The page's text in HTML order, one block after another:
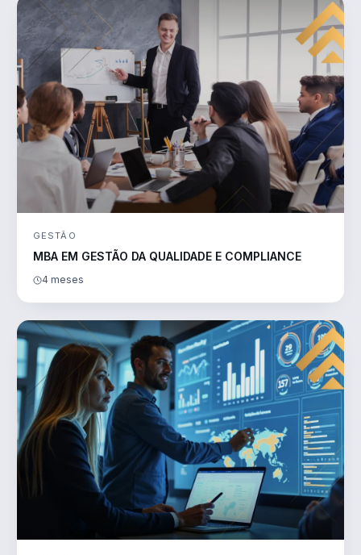
GESTÃO
MBA EM GESTÃO DA QUALIDADE E COMPLIANCE
4 meses